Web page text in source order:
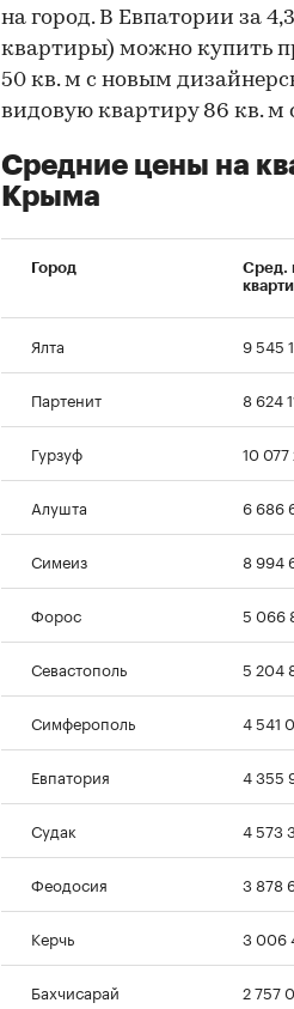
на город. В Евпатории за
квартиры) можно купить
50 кв. м с новым
видовую квартиру 86 кв.
Средние цены на
Крыма
Город
Сред.
Ялта 9 545
Партенит 8 624
Гурзуф 10 077
Алушта 6 686
Симеиз 8 994
Форос 5 066
Севастополь 5 204
Симферополь 4 541
Евпатория 4 355
Судак 4 573
Феодосия 3 878
Керчь 3 006
Бахчисарай 2 757